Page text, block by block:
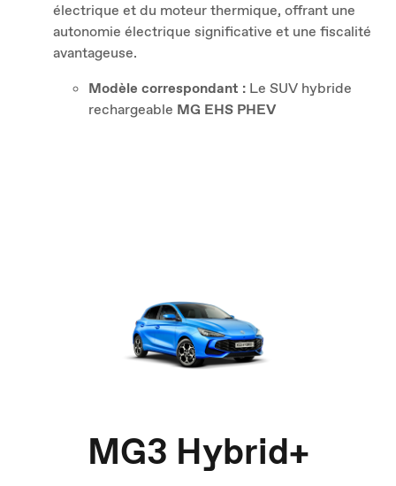
électrique et du moteur thermique, offrant une
autonomie électrique significative et une fiscalité
avantageuse.
Modèle correspondant : Le SUV hybride
rechargeable MG EHS PHEV
MG3 Hybrid+